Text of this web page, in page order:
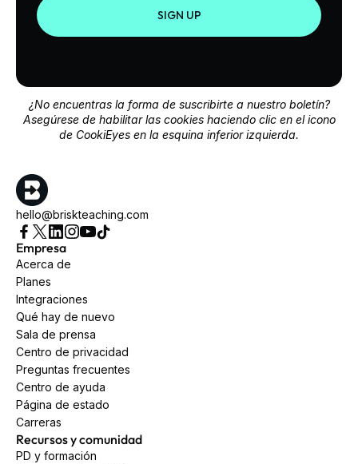
SIGN UP
¿No encuentras la forma de suscribirte a nuestro boletín?
Asegúrese de habilitar las cookies haciendo clic en el icono
de CookiEyes en la esquina inferior izquierda.
hello@briskteaching.com
Empresa
Acerca de
Planes
Integraciones
Qué hay de nuevo
Sala de prensa
Centro de privacidad
Preguntas frecuentes
Centro de ayuda
Página de estado
Carreras
Recursos y comunidad
PD y formación